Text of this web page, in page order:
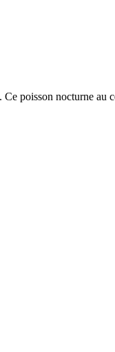
poisson nocturne